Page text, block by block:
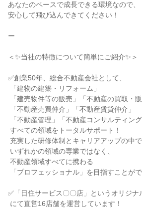
あなたのペースで成長できる環境なので、
安心して飛び込んできてください！
ー
＜✨当社の特徴について簡単にご紹介✨＞
✅創業50年、総合不動産会社として、
✅「日住サービス〇〇店」というオリジナ